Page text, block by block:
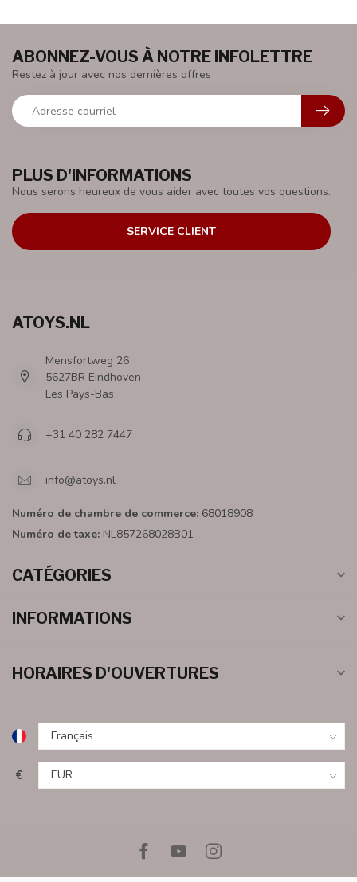
PLUS D'INFORMATIONS
Nous serons heureux de vous aider avec toutes vos questions.
SERVICE CLIENT
ABONNEZ-VOUS À NOTRE INFOLETTRE
Restez à jour avec nos dernières offres
ATOYS.NL
Mensfortweg 26
5627BR Eindhoven
Les Pays-Bas
+31 40 282 7447
info@atoys.nl
Numéro de chambre de commerce: 68018908
Numéro de taxe: NL857268028B01
CATÉGORIES
INFORMATIONS
HORAIRES D'OUVERTURES
€